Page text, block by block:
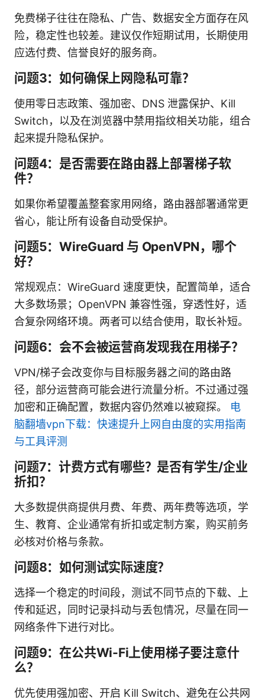
免费梯子往往在隐私、广告、数据安全方面存在风
险，稳定性也较差。建议仅作短期试用，长期使用
应选付费、信誉良好的服务商。
问题3：如何确保上网隐私可靠？
使用零日志政策、强加密、DNS 泄露保护、Kill
Switch，以及在浏览器中禁用指纹相关功能，组合
起来提升隐私保护。
问题4：是否需要在路由器上部署梯子软
件？
如果你希望覆盖整套家用网络，路由器部署通常更
省心，能让所有设备自动受保护。
问题5：WireGuard 与 OpenVPN，哪个
好？
常规观点：WireGuard 速度更快，配置简单，适合
大多数场景；OpenVPN 兼容性强，穿透性好，适
合复杂网络环境。两者可以结合使用，取长补短。
问题6：会不会被运营商发现我在用梯子？
VPN/梯子会改变你与目标服务器之间的路由路
径，部分运营商可能会进行流量分析。不过通过强
加密和正确配置，数据内容仍然难以被窥探。 电
脑翻墙vpn下载：快速提升上网自由度的实用指南
与工具评测
问题7：计费方式有哪些？是否有学生/企业
折扣？
大多数提供商提供月费、年费、两年费等选项，学
生、教育、企业通常有折扣或定制方案，购买前务
必核对价格与条款。
问题8：如何测试实际速度？
选择一个稳定的时间段，测试不同节点的下载、上
传和延迟，同时记录抖动与丢包情况，尽量在同一
网络条件下进行对比。
问题9：在公共Wi-Fi上使用梯子要注意什
么？
优先使用强加密、开启 Kill Switch、避免在公共网